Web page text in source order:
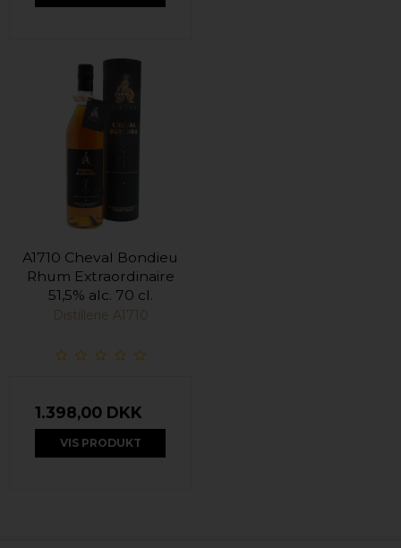
A1710 Cheval Bondieu
Rhum Extraordinaire
51,5% alc. 70 cl.
Distillerie A1710
1.398,00 DKK
VIS PRODUKT